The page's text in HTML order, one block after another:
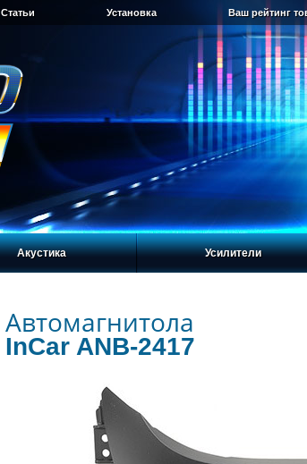
Статьи Установка Ваш рейтинг
Акустика Усилители
Автомагнитола
InCar ANB-2417